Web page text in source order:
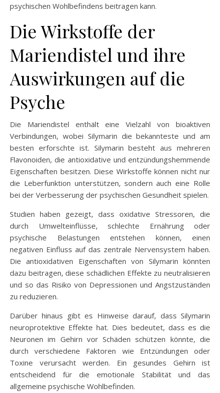
psychischen Wohlbefindens beitragen kann.
Die Wirkstoffe der
Mariendistel und ihre
Auswirkungen auf die
Psyche
Die Mariendistel enthält eine Vielzahl von bioaktiven
Verbindungen, wobei Silymarin die bekannteste und am
besten erforschte ist. Silymarin besteht aus mehreren
Flavonoiden, die antioxidative und entzündungshemmende
Eigenschaften besitzen. Diese Wirkstoffe können nicht nur
die Leberfunktion unterstützen, sondern auch eine Rolle
bei der Verbesserung der psychischen Gesundheit spielen.
Studien haben gezeigt, dass oxidative Stressoren, die
durch Umwelteinflüsse, schlechte Ernährung oder
psychische Belastungen entstehen können, einen
negativen Einfluss auf das zentrale Nervensystem haben.
Die antioxidativen Eigenschaften von Silymarin könnten
dazu beitragen, diese schädlichen Effekte zu neutralisieren
und so das Risiko von Depressionen und Angstzuständen
zu reduzieren.
Darüber hinaus gibt es Hinweise darauf, dass Silymarin
neuroprotektive Effekte hat. Dies bedeutet, dass es die
Neuronen im Gehirn vor Schäden schützen könnte, die
durch verschiedene Faktoren wie Entzündungen oder
Toxine verursacht werden. Ein gesundes Gehirn ist
entscheidend für die emotionale Stabilität und das
allgemeine psychische Wohlbefinden.